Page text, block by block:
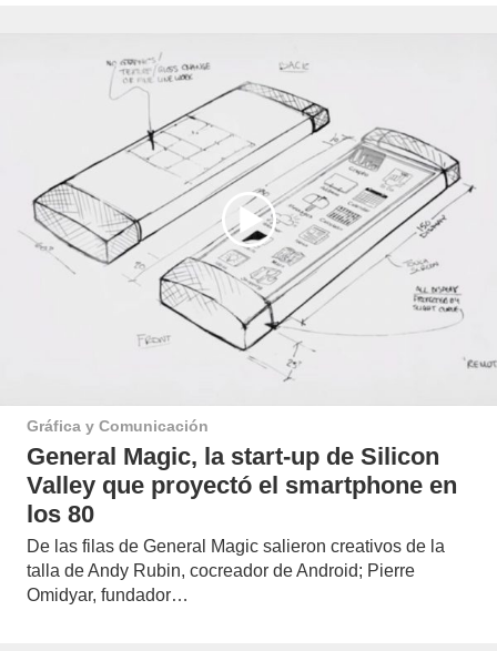
Gráfica y Comunicación
General Magic, la start-up de Silicon
Valley que proyectó el smartphone en
los 80
De las filas de General Magic salieron creativos de la
talla de Andy Rubin, cocreador de Android; Pierre
Omidyar, fundador…